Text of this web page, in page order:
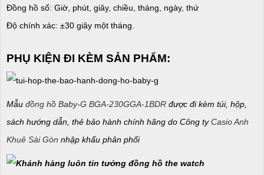
Đồng hồ số: Giờ, phút, giây, chiều, tháng, ngày, thứ
Độ chính xác: ±30 giây một tháng.
PHỤ KIỆN ĐI KÈM SẢN PHẨM:
Mẫu đồng hồ Baby-G BGA-230GGA-1BDR được đi kèm túi, hộp,
sách hướng dẫn, thẻ bảo hành chính hãng do Công tyCasio Anh
Khuê Sài Gòn nhập khẩu phân phối